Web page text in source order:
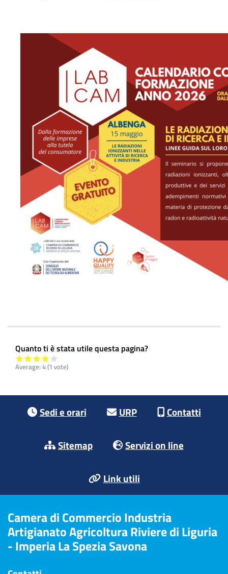
Quanto ti è stata utile questa pagina?
Average: 4(1 vote)
Sedi e orari URP Contatti
Sitemap Servizi on line
Link utili
Camera di Commercio Industria
Artigianato Agricoltura Riviere di Liguria
- Imperia La Spezia Savona